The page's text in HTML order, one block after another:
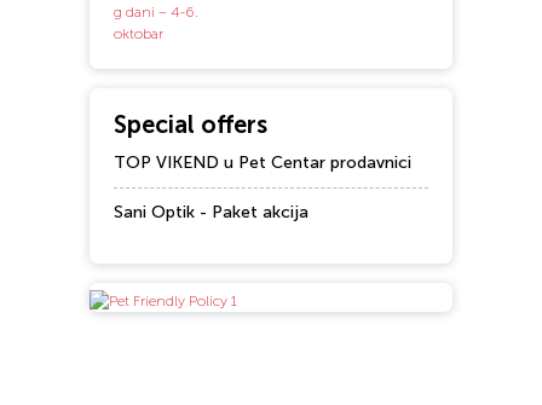
Special offers
TOP VIKEND u Pet Centar prodavnici
Sani Optik - Paket akcija